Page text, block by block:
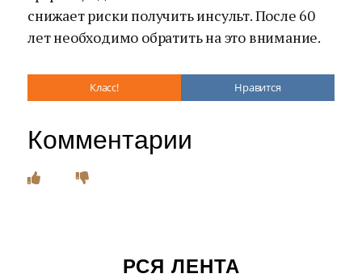
снижает риски получить инсульт. После 60
лет необходимо обратить на это внимание.
Класс! Нравится
Комментарии
РСЯ ЛЕНТА